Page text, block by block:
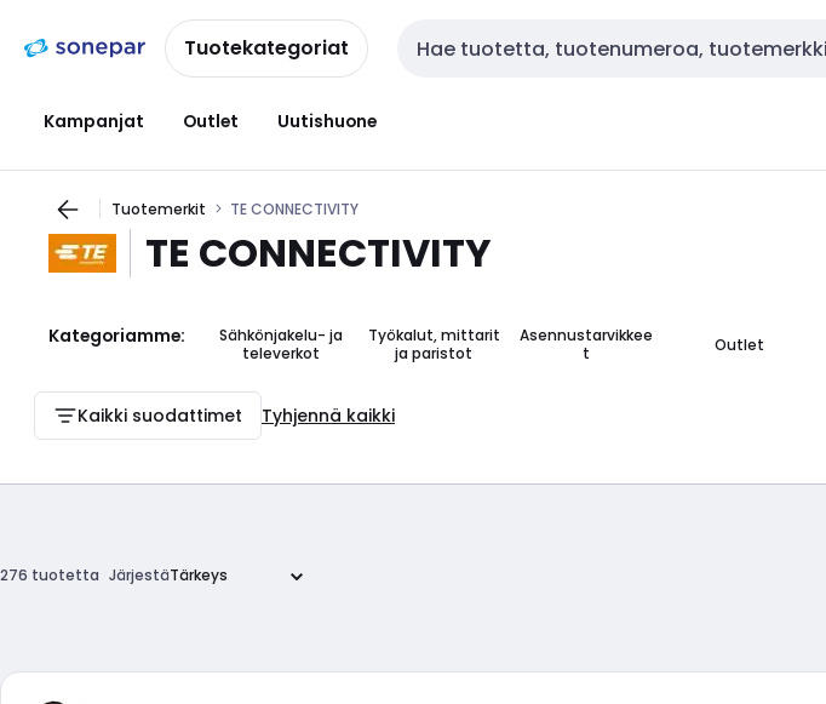
navigointiinsisältöönTuotekategoriat Haku
Kampanjat Outlet Uutishuone
Tuotemerkit TE CONNECTIVITY
TE CONNECTIVITY
Kategoriamme:
Sähkönjakelu- ja
televerkot
Työkalut, mittarit
ja paristot
Asennustarvikkee
t
Outlet
Kaikki suodattimet Tyhjennä kaikki
276 tuotetta Järjestä